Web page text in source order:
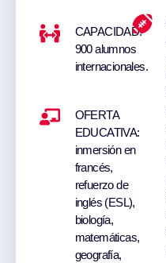
CAPACIDAD:
900 alumnos
internacionales.
OFERTA
EDUCATIVA:
inmersión en
francés,
refuerzo de
inglés (ESL),
biología,
matemáticas,
geografía,